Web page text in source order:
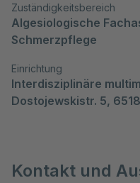
Zuständigkeitsbereich
Algesiologische
Schmerzpflege
Einrichtung
Interdisziplinäre
Dostojewskistr. 5,
Kontakt und